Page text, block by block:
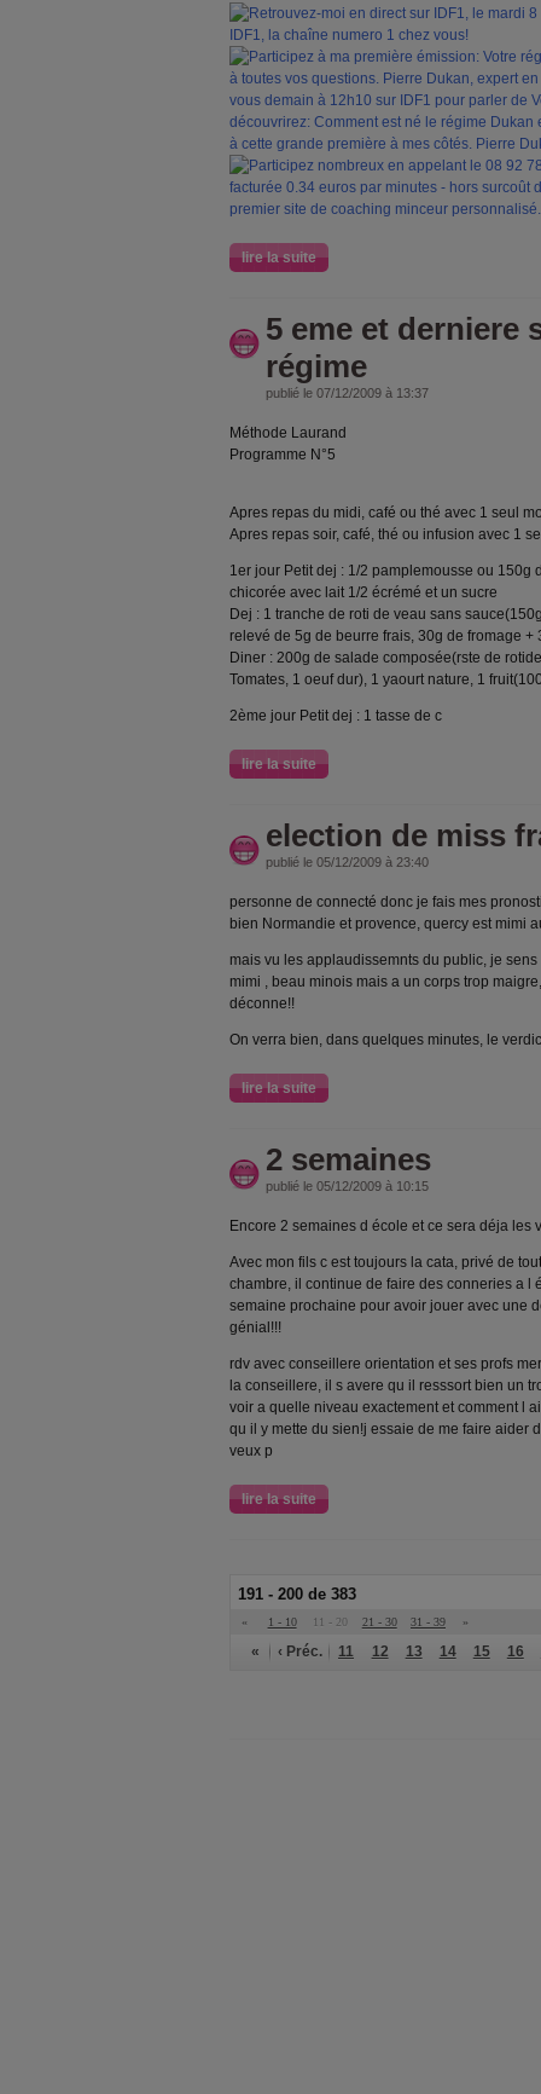
lire la suite
5 eme et derniere
régime
publié le 07/12/2009 à 13:37
Méthode Laurand
Programme N°5
Apres repas du midi, café ou thé avec 1 seul
Apres repas soir, café, thé ou infusion avec 1
1er jour Petit dej : 1/2 pamplemousse ou 150g
chicorée avec lait 1/2 écrémé et un sucre
Dej : 1 tranche de roti de veau sans
relevé de 5g de beurre frais, 30g de fromage +
Diner : 200g de salade composée(rste de
Tomates, 1 oeuf dur), 1 yaourt nature, 1
2ème jour Petit dej : 1 tasse de c
lire la suite
election de miss
publié le 05/12/2009 à 23:40
personne de connecté donc je fais mes
bien Normandie et provence, quercy est mimi
mais vu les applaudissemnts du public, je
mimi , beau minois mais a un corps trop
déconne!!
On verra bien, dans quelques minutes, le
lire la suite
2 semaines
publié le 05/12/2009 à 10:15
Encore 2 semaines d école et ce sera déja les
Avec mon fils c est toujours la cata, privé de
chambre, il continue de faire des conneries a l
semaine prochaine pour avoir jouer avec une
génial!!!
rdv avec conseillere orientation et ses profs
la conseillere, il s avere qu il resssort bien un
voir a quelle niveau exactement et comment l
qu il y mette du sien!j essaie de me faire aider
veux p
lire la suite
191 - 200 de 383
« 1 - 10 11 - 20 21 - 30 31 - 39 »
« ‹ Préc. 11 12 13 14 15 16